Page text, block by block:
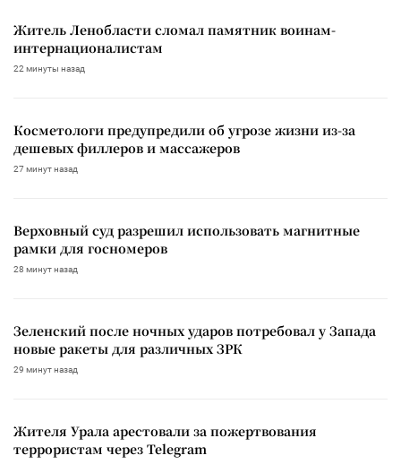
Житель Ленобласти сломал памятник воинам-
интернационалистам
22 минуты назад
Косметологи предупредили об угрозе жизни из-за
дешевых филлеров и массажеров
27 минут назад
Верховный суд разрешил использовать магнитные
рамки для госномеров
28 минут назад
Зеленский после ночных ударов потребовал у Запада
новые ракеты для различных ЗРК
29 минут назад
Жителя Урала арестовали за пожертвования
террористам через Telegram